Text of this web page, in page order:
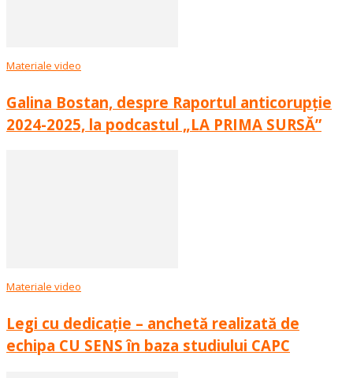
Materiale video
Galina Bostan, despre Raportul anticorupție
2024-2025, la podcastul „LA PRIMA SURSĂ”
Materiale video
Legi cu dedicație – anchetă realizată de
echipa CU SENS în baza studiului CAPC